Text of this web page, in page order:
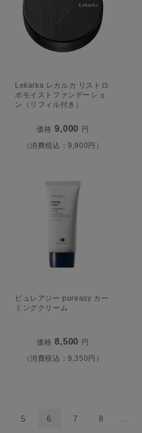
Lekarka レカルカ リストロ
ボモイストファンデーショ
ン（リフィル付き）
価格 9,000 円
（消費税込：9,900円）
ピュレアジー pureasy カー
ミングクリーム
価格 8,500 円
（消費税込：9,350円）
5 6 7 8